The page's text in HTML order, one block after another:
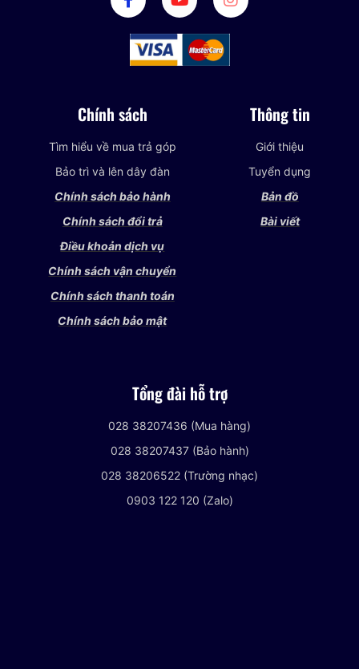
Chính sách
Tìm hiểu về mua trả góp
Bảo trì và lên dây đàn
Chính sách bảo hành
Chính sách đổi trả
Điều khoản dịch vụ
Chính sách vận chuyển
Chính sách thanh toán
Chính sách bảo mật
Thông tin
Giới thiệu
Tuyển dụng
Bản đồ
Bài viết
Tổng đài hỗ trợ
028 38207436 (Mua hàng)
028 38207437 (Bảo hành)
028 38206522 (Trường nhạc)
0903 122 120 (Zalo)